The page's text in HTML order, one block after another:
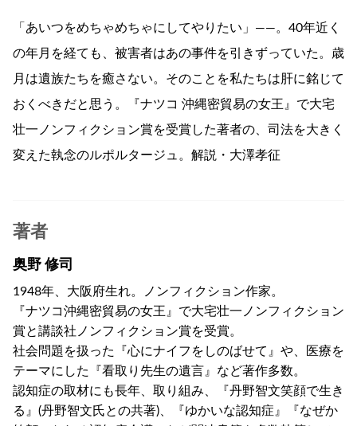
「あいつをめちゃめちゃにしてやりたい」——。40年近く
の年月を経ても、被害者はあの事件を引きずっていた。歳
月は遺族たちを癒さない。そのことを私たちは肝に銘じて
おくべきだと思う。『ナツコ 沖縄密貿易の女王』で大宅
壮一ノンフィクション賞を受賞した著者の、司法を大きく
変えた執念のルポルタージュ。解説・大澤孝征
著者
奥野 修司
1948年、大阪府生れ。ノンフィクション作家。
『ナツコ沖縄密貿易の女王』で大宅壮一ノンフィクション
賞と講談社ノンフィクション賞を受賞。
社会問題を扱った『心にナイフをしのばせて』や、医療を
テーマにした『看取り先生の遺言』など著作多数。
認知症の取材にも長年、取り組み、『丹野智文笑顔で生き
る』(丹野智文氏との共著)、『ゆかいな認知症』『なぜか